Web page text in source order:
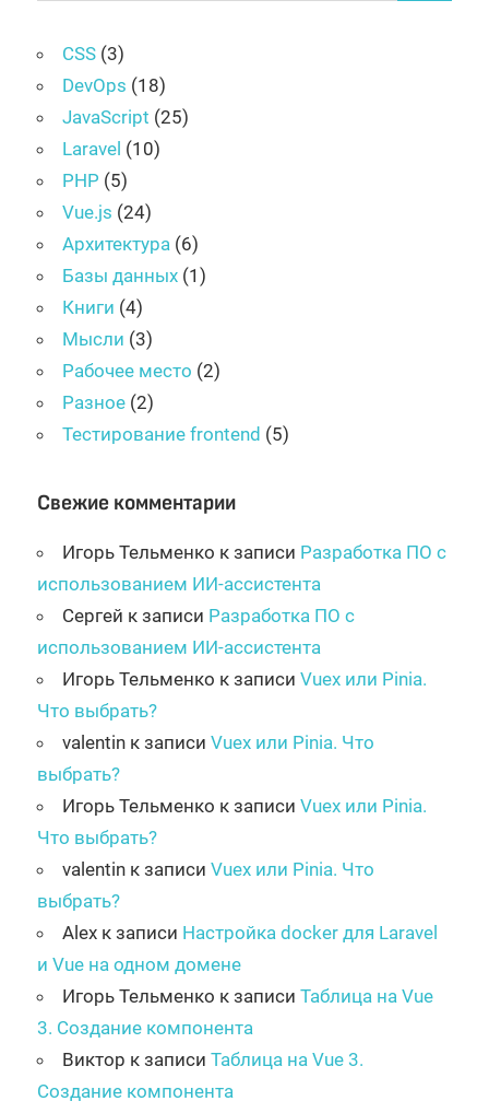
CSS (3)
DevOps (18)
JavaScript (25)
Laravel (10)
PHP (5)
Vue.js (24)
Архитектура (6)
Базы данных (1)
Книги (4)
Мысли (3)
Рабочее место (2)
Разное (2)
Тестирование frontend (5)
Свежие комментарии
Игорь Тельменко к записи Разработка ПО с
использованием ИИ-ассистента
Сергей к записи Разработка ПО с
использованием ИИ-ассистента
Игорь Тельменко к записи Vuex или Pinia.
Что выбрать?
valentin к записи Vuex или Pinia. Что
выбрать?
Игорь Тельменко к записи Vuex или Pinia.
Что выбрать?
valentin к записи Vuex или Pinia. Что
выбрать?
Alex к записи Настройка docker для Laravel
и Vue на одном домене
Игорь Тельменко к записи Таблица на Vue
3. Создание компонента
Виктор к записи Таблица на Vue 3.
Создание компонента